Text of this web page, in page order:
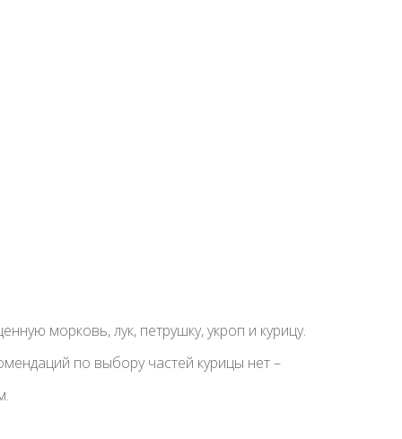
морковь, лук, петрушку, укроп и курицу.
по выбору частей курицы нет –